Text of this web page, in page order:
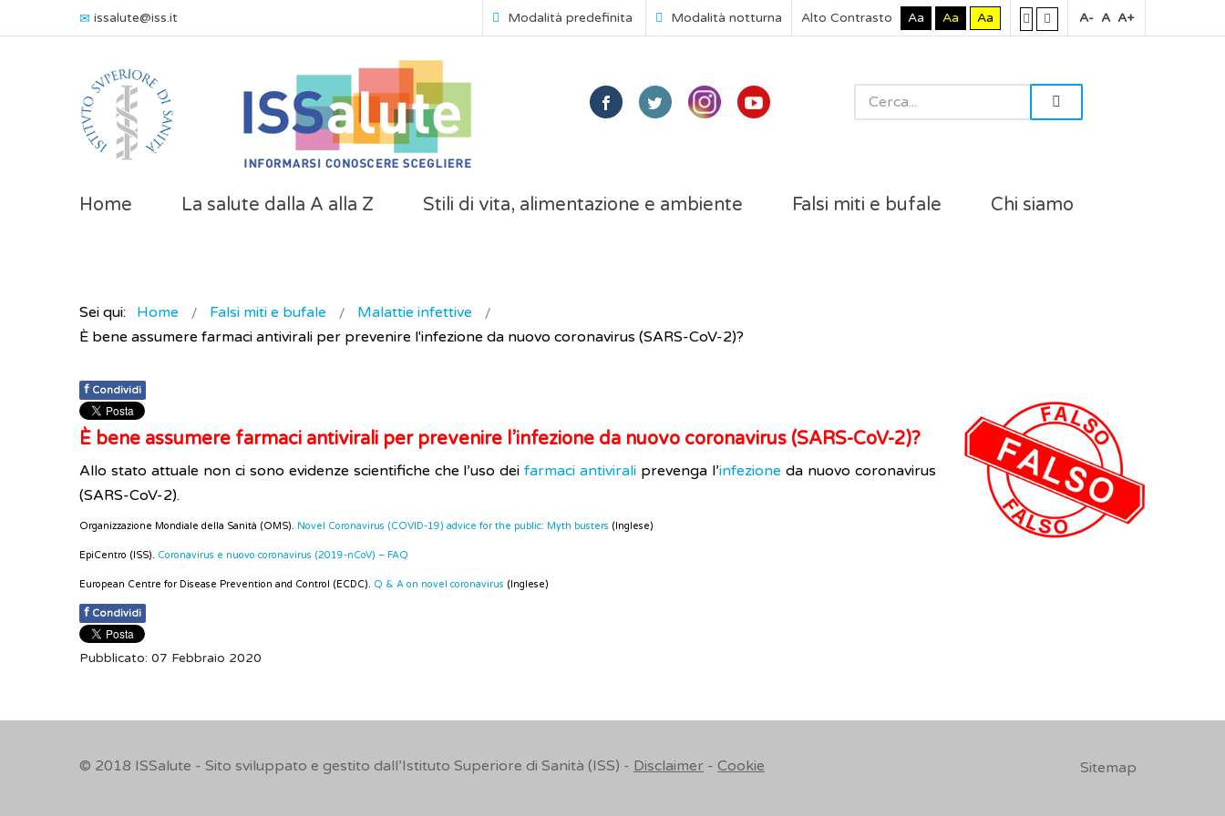
issalute@iss.it Modalità predefinita Modalità notturna Alto Contrasto Aa Aa Aa A- A A+
Home La salute dalla A alla Z Stili di vita, alimentazione e ambiente Falsi miti e bufale Chi siamo
Sei qui: Home Falsi miti e bufale
Malattie infettive
È bene assumere farmaci antivirali per prevenire l'infezione da nuovo coronavirus (SARS-CoV-2)?
f Condividi
È bene assumere farmaci antivirali per prevenire l’infezione da nuovo coronavirus (SARS-CoV-2)?
Allo stato attuale non ci sono evidenze scientifiche che l’uso deifarmaci antivirali prevenga l’infezione da nuovo coronavirus
(SARS-CoV-2).
Organizzazione Mondiale della Sanità (OMS). Novel Coronavirus (COVID-19) advice for the public: Myth busters (Inglese)
EpiCentro (ISS). Coronavirus e nuovo coronavirus (2019-nCoV) – FAQ
European Centre for Disease Prevention and Control (ECDC). Q & A on novel coronavirus (Inglese)
f Condividi
Pubblicato: 07 Febbraio 2020
© 2018 ISSalute - Sito sviluppato e gestito dall’Istituto Superiore di Sanità (ISS) - Disclaimer - Cookie Sitemap